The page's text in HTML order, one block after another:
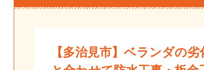
【多治見市】ベランダの